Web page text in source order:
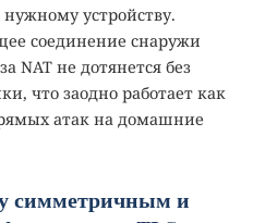
устройству.
соединение снаружи
NAT не дотянется без
что заодно работает как
атак на домашние
симметричным и